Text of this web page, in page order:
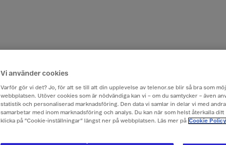
Vi använder cookies
Varför gör vi det? Jo, för att se till att din upplevelse av telenor.se blir så bra som
webbplatsen. Utöver cookies som är nödvändiga kan vi – om du samtycker – även
statistik och personaliserad marknadsföring. Den data vi samlar in delar vi med
samarbetar med inom marknadsföring och analys. Du kan när som helst återkalla ditt
klicka på ”Cookie-inställningar” längst ner på webbplatsen. Läs mer på Cookie Policy